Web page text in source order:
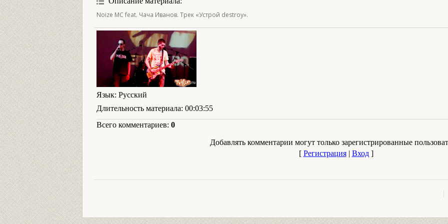
Noize MC feat. Чача Иванов. Трек «Устрой destroy».
Язык: Русский
Длительность материала: 00:03:55
Всего комментариев: 0
Добавлять комментарии могут только зарегистрированные
[ Регистрация| Вход]